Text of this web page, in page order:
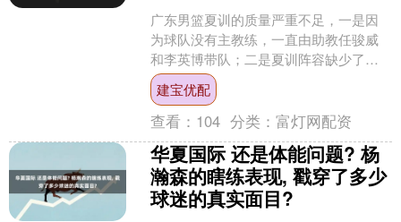
广东男篮夏训的质量严重不足，一是因
为球队没有主教练，一直由助教任骏威
和李英博带队；二是夏训阵容缺少了多
名主力，只有年轻球员和轮换球员。就
在日前，正在深圳进行康复....
建宝优配
查看： 104 分类：富灯网配资
华夏国际 还是体能问题? 杨
瀚森的瞎练表现, 戳穿了多少
球迷的真实面目?